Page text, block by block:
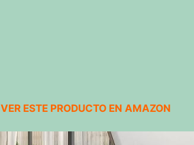
VER ESTE PRODUCTO EN AMAZON